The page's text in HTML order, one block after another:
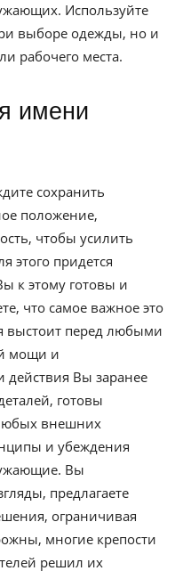
Используйте
выборе одежды, но и
рабочего места.
сохранить
положение,
чтобы усилить
этого придется
к этому готовы и
что самое важное это
выстоит перед любыми
мощи и
действия Вы заранее
готовы
внешних
и убеждения
Вы
предлагаете
ограничивая
многие крепости
решил их